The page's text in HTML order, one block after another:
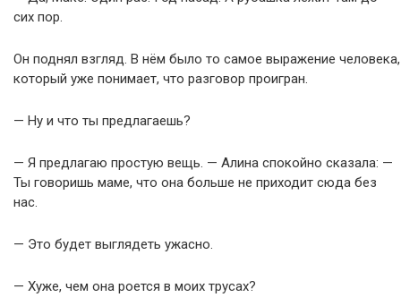
сих пор.
Он поднял взгляд. В нём было то самое выражение человека,
который уже понимает, что разговор проигран.
— Ну и что ты предлагаешь?
— Я предлагаю простую вещь. — Алина спокойно сказала: —
Ты говоришь маме, что она больше не приходит сюда без
нас.
— Это будет выглядеть ужасно.
— Хуже, чем она роется в моих трусах?